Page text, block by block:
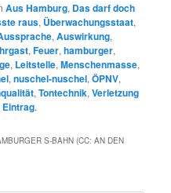
Aus Hamburg, Das darf doch
raus, Überwachungsstaat,
,Auswirkung,
,Feuer,hamburger,
, Leitstelle,Menschenmasse,
,nuschel-nuschel,ÖPNV,
,Tontechnik,Verletzung
Eintrag.
S-BAHN (CC: AN DEN